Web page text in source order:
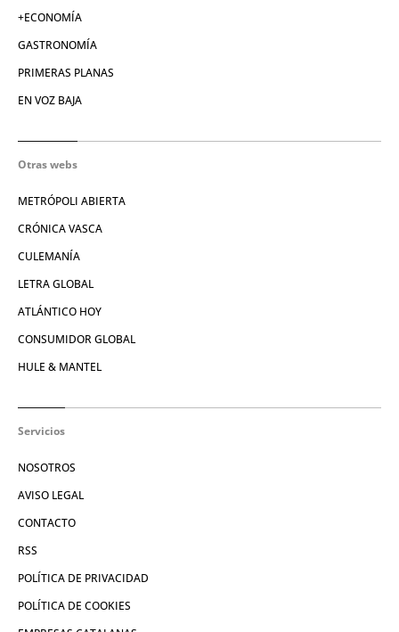
+ECONOMÍA
GASTRONOMÍA
PRIMERAS PLANAS
EN VOZ BAJA
Otras webs
METRÓPOLI ABIERTA
CRÓNICA VASCA
CULEMANÍA
LETRA GLOBAL
ATLÁNTICO HOY
CONSUMIDOR GLOBAL
HULE & MANTEL
Servicios
NOSOTROS
AVISO LEGAL
CONTACTO
RSS
POLÍTICA DE PRIVACIDAD
POLÍTICA DE COOKIES